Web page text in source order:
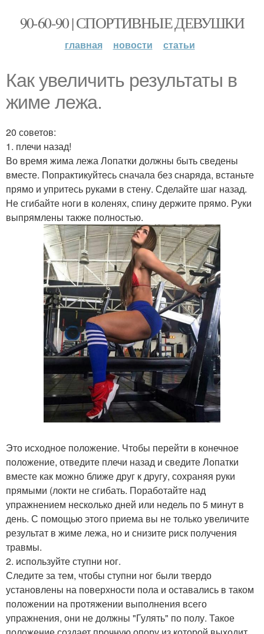
90-60-90 | СПОРТИВНЫЕ ДЕВУШКИ
главная новости статьи
Как увеличить результаты в
жиме лежа.
20 советов:
1. плечи назад!
Во время жима лежа Лопатки должны быть сведены
вместе. Попрактикуйтесь сначала без снаряда, встаньте
прямо и упритесь руками в стену. Сделайте шаг назад.
Не сгибайте ноги в коленях, спину держите прямо. Руки
выпрямлены также полностью.
Это исходное положение. Чтобы перейти в конечное
положение, отведите плечи назад и сведите Лопатки
вместе как можно ближе друг к другу, сохраняя руки
прямыми (локти не сгибать. Поработайте над
упражнением несколько дней или недель по 5 минут в
день. С помощью этого приема вы не только увеличите
результат в жиме лежа, но и снизите риск получения
травмы.
2. используйте ступни ног.
Следите за тем, чтобы ступни ног были твердо
установлены на поверхности пола и оставались в таком
положении на протяжении выполнения всего
упражнения, они не должны "Гулять" по полу. Такое